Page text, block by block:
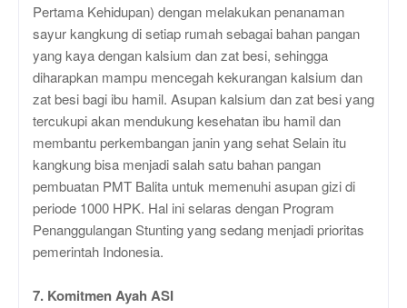
Pertama Kehidupan) dengan melakukan penanaman
sayur kangkung di setiap rumah sebagai bahan pangan
yang kaya dengan kalsium dan zat besi, sehingga
diharapkan mampu mencegah kekurangan kalsium dan
zat besi bagi ibu hamil. Asupan kalsium dan zat besi yang
tercukupi akan mendukung kesehatan ibu hamil dan
membantu perkembangan janin yang sehat Selain itu
kangkung bisa menjadi salah satu bahan pangan
pembuatan PMT Balita untuk memenuhi asupan gizi di
periode 1000 HPK. Hal ini selaras dengan Program
Penanggulangan Stunting yang sedang menjadi prioritas
pemerintah Indonesia.
7. Komitmen Ayah ASI